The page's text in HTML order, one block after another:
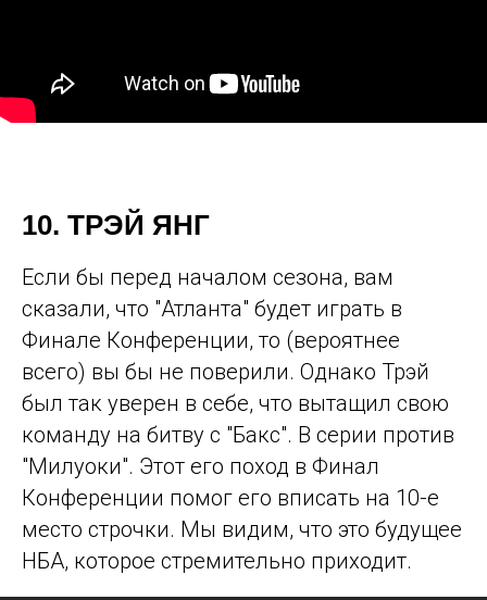
10. ТРЭЙ ЯНГ
Если бы перед началом сезона, вам
сказали, что "Атланта" будет играть в
Финале Конференции, то (вероятнее
всего) вы бы не поверили. Однако Трэй
был так уверен в себе, что вытащил свою
команду на битву с "Бакс". В серии против
"Милуоки". Этот его поход в Финал
Конференции помог его вписать на 10-е
место строчки. Мы видим, что это будущее
НБА, которое стремительно приходит.